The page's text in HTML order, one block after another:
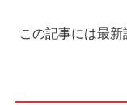
この記事には最新